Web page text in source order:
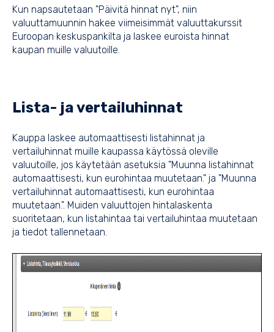
Kun napsautetaan "Päivitä hinnat nyt", niin
valuuttamuunnin hakee viimeisimmät valuuttakurssit
Euroopan keskuspankilta ja laskee euroista hinnat
kaupan muille valuutoille.
Lista- ja vertailuhinnat
Kauppa laskee automaattisesti listahinnat ja
vertailuhinnat muille kaupassa käytössä oleville
valuutoille, jos käytetään asetuksia "Muunna listahinnat
automaattisesti, kun eurohintaa muutetaan." ja "Muunna
vertailuhinnat automaattisesti, kun eurohintaa
muutetaan.". Muiden valuuttojen hintalaskenta
suoritetaan, kun listahintaa tai vertailuhintaa muutetaan
ja tiedot tallennetaan.